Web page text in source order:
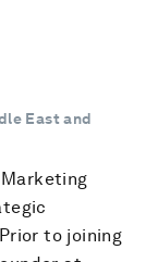
East and
to joining